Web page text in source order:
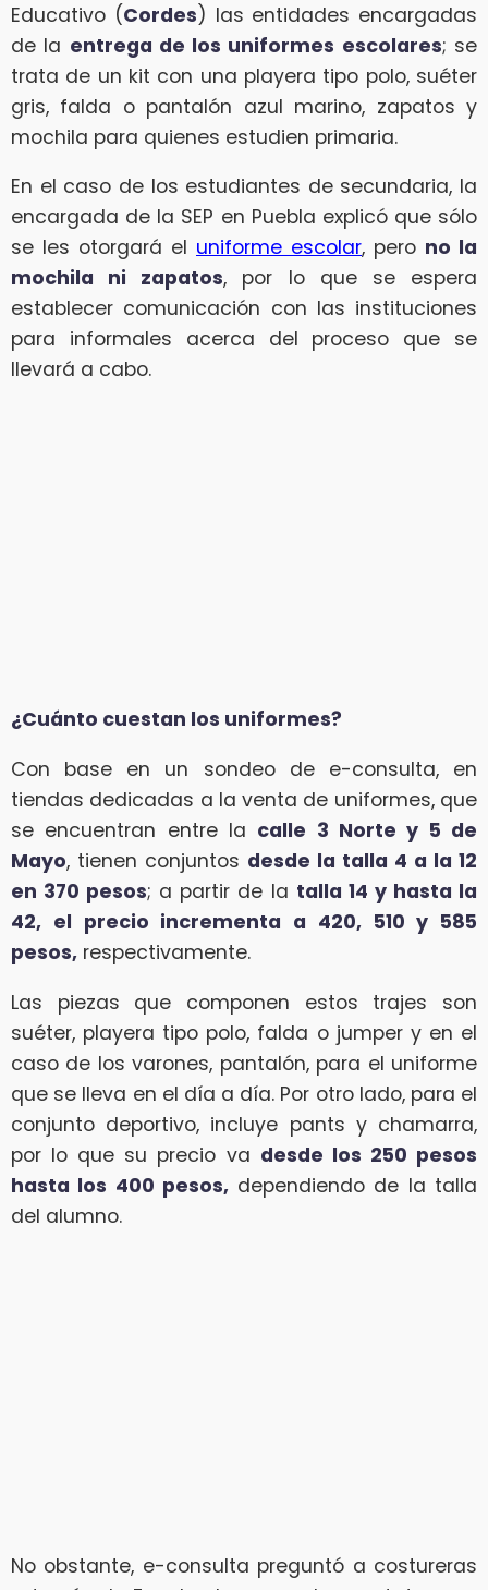
Educativo (Cordes) las entidades encargadas
de la entrega de los uniformes escolares; se
trata de un kit con una playera tipo polo, suéter
gris, falda o pantalón azul marino, zapatos y
mochila para quienes estudien primaria.
En el caso de los estudiantes de secundaria, la
encargada de la SEP en Puebla explicó que sólo
se les otorgará el uniforme escolar, pero no la
mochila ni zapatos, por lo que se espera
establecer comunicación con las instituciones
para informales acerca del proceso que se
llevará a cabo.
¿Cuánto cuestan los uniformes?
Con base en un sondeo de e-consulta, en
tiendas dedicadas a la venta de uniformes, que
se encuentran entre la calle 3 Norte y 5 de
Mayo, tienen conjuntos desde la talla 4 a la 12
en 370 pesos; a partir de la talla 14 y hasta la
42, el precio incrementa a 420, 510 y 585
pesos, respectivamente.
Las piezas que componen estos trajes son
suéter, playera tipo polo, falda o jumper y en el
caso de los varones, pantalón, para el uniforme
que se lleva en el día a día. Por otro lado, para el
conjunto deportivo, incluye pants y chamarra,
por lo que su precio va desde los 250 pesos
hasta los 400 pesos,dependiendo de la talla
del alumno.
No obstante, e-consulta preguntó a costureras